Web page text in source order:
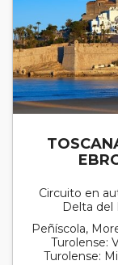
Circuito en
Delta del
Peñíscola,
Turolense:
Turolense: